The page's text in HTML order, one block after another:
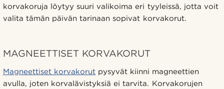
korvakoruja löytyy suuri valikoima eri tyyleissä, jotta voit
valita tämän päivän tarinaan sopivat korvakorut.
MAGNEETTISET KORVAKORUT
Magneettiset korvakorut pysyvät kiinni magneettien
avulla, joten korvalävistyksiä ei tarvita. Korvakorujen